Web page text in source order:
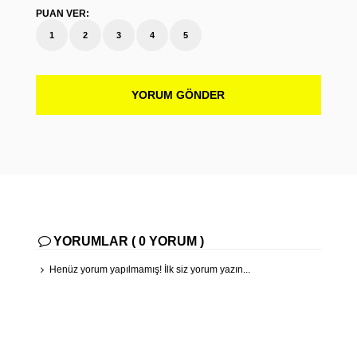
PUAN VER:
1 2 3 4 5
YORUM GÖNDER
YORUMLAR ( 0 YORUM )
Henüz yorum yapılmamış! İlk siz yorum yazın...